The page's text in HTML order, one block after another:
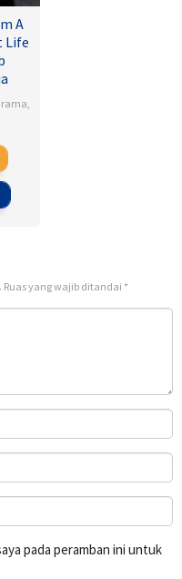
A
Life
,
Ruas yang wajib ditandai *
pada peramban ini untuk